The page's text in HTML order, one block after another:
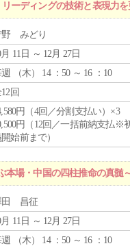
ーディングの技術と表現力
野 みどり
月 11日 ～ 12月 27日
（木） 14 ：50 ～ 16 ：10
回
円（4回／分割支払い）×3
円（12回／一括前納支払※
始前まで）
場・中国の四柱推命の真髄
田 昌征
月 11日 ～ 12月 27日
（木） 14 ：50 ～ 16 ：10